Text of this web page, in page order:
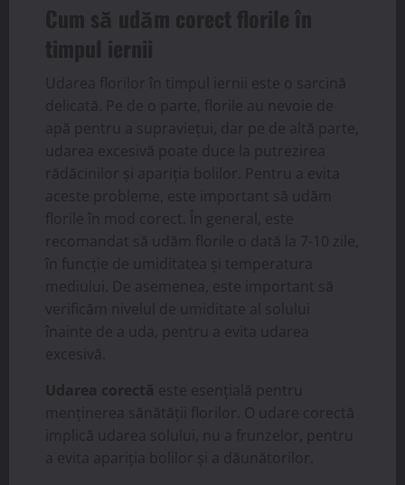
Cum să udăm corect florile în
timpul iernii
Udarea florilor în timpul iernii este o sarcină
delicată. Pe de o parte, florile au nevoie de
apă pentru a supraviețui, dar pe de altă parte,
udarea excesivă poate duce la putrezirea
rădăcinilor și apariția bolilor. Pentru a evita
aceste probleme, este important să udăm
florile în mod corect. În general, este
recomandat să udăm florile o dată la 7-10 zile,
în funcție de umiditatea și temperatura
mediului. De asemenea, este important să
verificăm nivelul de umiditate al solului
înainte de a uda, pentru a evita udarea
excesivă.
Udarea corectă este esențială pentru
menținerea sănătății florilor. O udare corectă
implică udarea solului, nu a frunzelor, pentru
a evita apariția bolilor și a dăunătorilor.